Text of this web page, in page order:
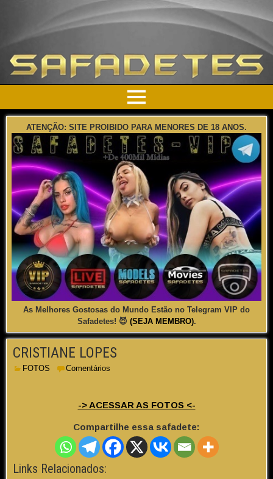
ATENÇÃO: SITE PROIBIDO PARA MENORES DE 18 ANOS.
As Melhores Gostosas do Mundo Estão no Telegram VIP do
Safadetes! 😈 (SEJA MEMBRO).
CRISTIANE LOPES
FOTOS Comentários
-> ACESSAR AS FOTOS <-
Compartilhe essa safadete:
Links Relacionados: